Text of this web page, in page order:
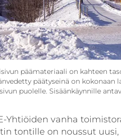
päämateriaali on kahteen
päätyseinä on kokonaan
puolelle. Sisäänkäynnille
Yhtiöiden vanha
tontille on noussut